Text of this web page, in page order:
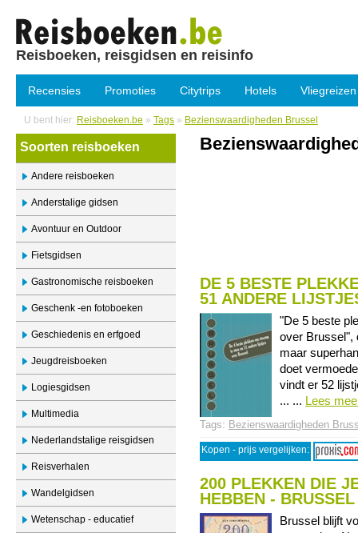
Reisboeken, reisgidsen en reisinfo
Recensies Promoties Citytrips Hotels Vliegreizen
U bent hier: Reisboeken.be » Tags » Bezienswaardigheden Brussel
Soorten reisboeken
Andere reisboeken
Anderstalige gidsen
Avontuur en Outdoor
Fietsgidsen
Gastronomische reisboeken
Geschenk -en fotoboeken
Geschiedenis en erfgoed
Jeugdreisboeken
Logiesgidsen
Multimedia
Nederlandstalige reisgidsen
Reisverhalen
Wandelgidsen
Wetenschap - educatief
DE 5 BESTE
51 ANDERE
"De 5 beste
over Brussel",
maar
doet
vindt er 52
... ... Lees
Tags: Bezienswaardigheden
Kopen - prijs vergelijken:
200 PLEKKEN DIE
HEBBEN - BRUSSEL
Brussel blijft